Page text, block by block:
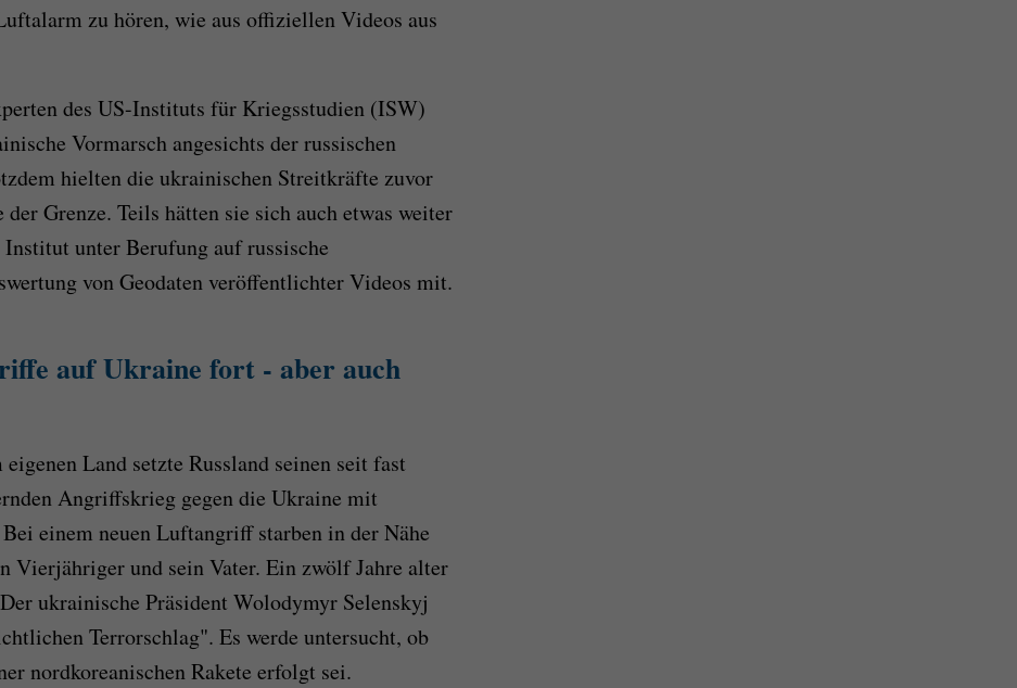
zu hören, wie aus offiziellen Videos aus
des US-Instituts für Kriegsstudien (ISW)
Vormarsch angesichts der russischen
hielten die ukrainischen Streitkräfte zuvor
der Grenze. Teils hätten sie sich auch etwas weiter
unter Berufung auf russische
von Geodaten veröffentlichter Videos mit.
auf Ukraine fort - aber auch
Land setzte Russland seinen seit fast
Angriffskrieg gegen die Ukraine mit
einem neuen Luftangriff starben in der Nähe
Vierjähriger und sein Vater. Ein zwölf Jahre alter
ukrainische Präsident Wolodymyr Selenskyj
Terrorschlag". Es werde untersucht, ob
nordkoreanischen Rakete erfolgt sei.